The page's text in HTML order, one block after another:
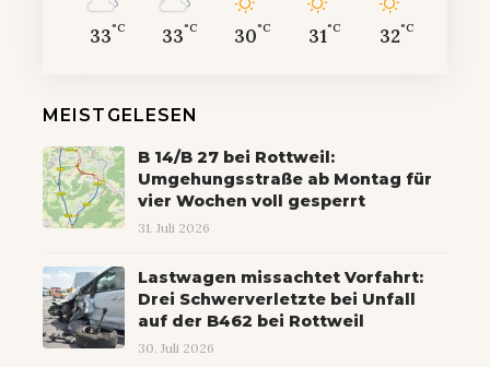
33°C 33°C 30°C 31°C 32°C
MEISTGELESEN
B 14/B 27 bei Rottweil:
Umgehungsstraße ab Montag für
vier Wochen voll gesperrt
31. Juli 2026
Lastwagen missachtet Vorfahrt:
Drei Schwerverletzte bei Unfall
auf der B462 bei Rottweil
30. Juli 2026